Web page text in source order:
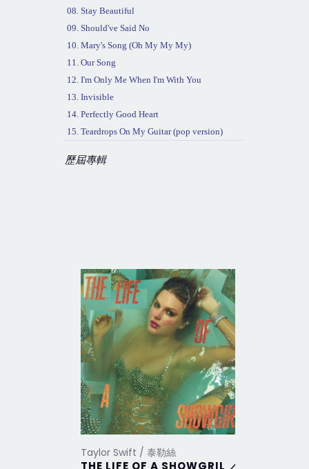
08. Stay Beautiful
09. Should've Said No
10. Mary's Song (Oh My My My)
11. Our Song
12. I'm Only Me When I'm With You
13. Invisible
14. Perfectly Good Heart
15. Teardrops On My Guitar (pop version)
歷屆專輯
Taylor Swift / 泰勒絲
THE LIFE OF A SHOWGRIL ／